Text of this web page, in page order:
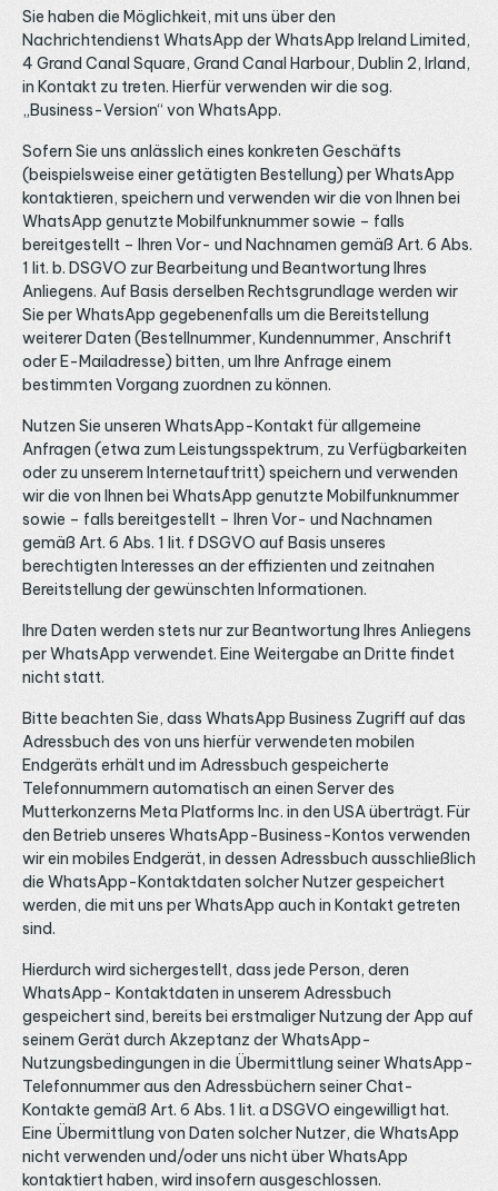
Sie haben die Möglichkeit, mit uns über den
Nachrichtendienst WhatsApp der WhatsApp Ireland Limited,
4 Grand Canal Square, Grand Canal Harbour, Dublin 2, Irland,
in Kontakt zu treten. Hierfür verwenden wir die sog.
„Business-Version“ von WhatsApp.
Sofern Sie uns anlässlich eines konkreten Geschäfts
(beispielsweise einer getätigten Bestellung) per WhatsApp
kontaktieren, speichern und verwenden wir die von Ihnen bei
WhatsApp genutzte Mobilfunknummer sowie – falls
bereitgestellt – Ihren Vor- und Nachnamen gemäß Art. 6 Abs.
1 lit. b. DSGVO zur Bearbeitung und Beantwortung Ihres
Anliegens. Auf Basis derselben Rechtsgrundlage werden wir
Sie per WhatsApp gegebenenfalls um die Bereitstellung
weiterer Daten (Bestellnummer, Kundennummer, Anschrift
oder E-Mailadresse) bitten, um Ihre Anfrage einem
bestimmten Vorgang zuordnen zu können.
Nutzen Sie unseren WhatsApp-Kontakt für allgemeine
Anfragen (etwa zum Leistungsspektrum, zu Verfügbarkeiten
oder zu unserem Internetauftritt) speichern und verwenden
wir die von Ihnen bei WhatsApp genutzte Mobilfunknummer
sowie – falls bereitgestellt – Ihren Vor- und Nachnamen
gemäß Art. 6 Abs. 1 lit. f DSGVO auf Basis unseres
berechtigten Interesses an der effizienten und zeitnahen
Bereitstellung der gewünschten Informationen.
Ihre Daten werden stets nur zur Beantwortung Ihres Anliegens
per WhatsApp verwendet. Eine Weitergabe an Dritte findet
nicht statt.
Bitte beachten Sie, dass WhatsApp Business Zugriff auf das
Adressbuch des von uns hierfür verwendeten mobilen
Endgeräts erhält und im Adressbuch gespeicherte
Telefonnummern automatisch an einen Server des
Mutterkonzerns Meta Platforms Inc. in den USA überträgt. Für
den Betrieb unseres WhatsApp-Business-Kontos verwenden
wir ein mobiles Endgerät, in dessen Adressbuch ausschließlich
die WhatsApp-Kontaktdaten solcher Nutzer gespeichert
werden, die mit uns per WhatsApp auch in Kontakt getreten
sind.
Hierdurch wird sichergestellt, dass jede Person, deren
WhatsApp- Kontaktdaten in unserem Adressbuch
gespeichert sind, bereits bei erstmaliger Nutzung der App auf
seinem Gerät durch Akzeptanz der WhatsApp-
Nutzungsbedingungen in die Übermittlung seiner WhatsApp-
Telefonnummer aus den Adressbüchern seiner Chat-
Kontakte gemäß Art. 6 Abs. 1 lit. a DSGVO eingewilligt hat.
Eine Übermittlung von Daten solcher Nutzer, die WhatsApp
nicht verwenden und/oder uns nicht über WhatsApp
kontaktiert haben, wird insofern ausgeschlossen.